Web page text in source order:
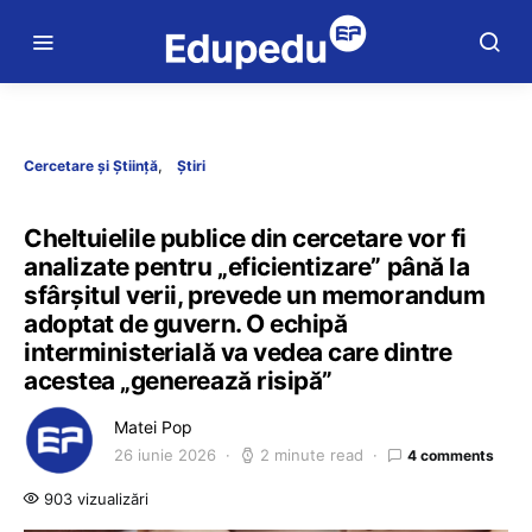
Cercetare și Știință Știri
Cheltuielile publice din cercetare vor fi
analizate pentru „eficientizare” până la
sfârșitul verii, prevede un memorandum
adoptat de guvern. O echipă
interministerială va vedea care dintre
acestea „generează risipă”
Matei Pop
26 iunie 2026 2 minute read 4 comments
903 vizualizări